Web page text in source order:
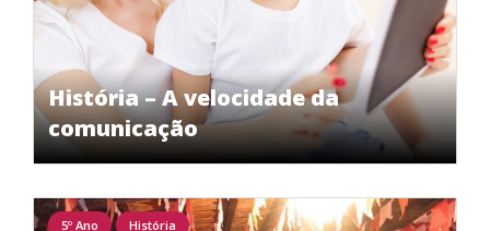
História – A velocidade da
comunicação
5º Ano História